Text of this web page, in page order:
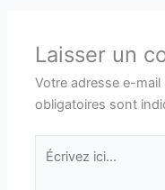
Laisser un
Votre adresse e-mail
obligatoires sont
Écrivez
ici…